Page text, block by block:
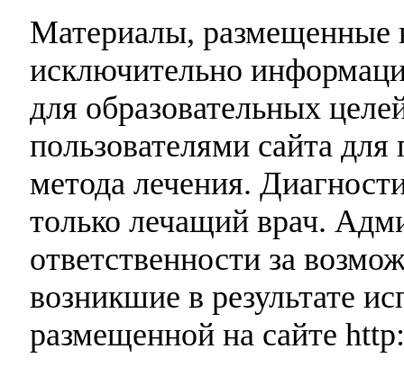
Материалы, размещенные
исключительно
для образовательных
пользователями сайта
метода лечения.
только лечащий врач.
ответственности за
возникшие в результате
размещенной на сайте